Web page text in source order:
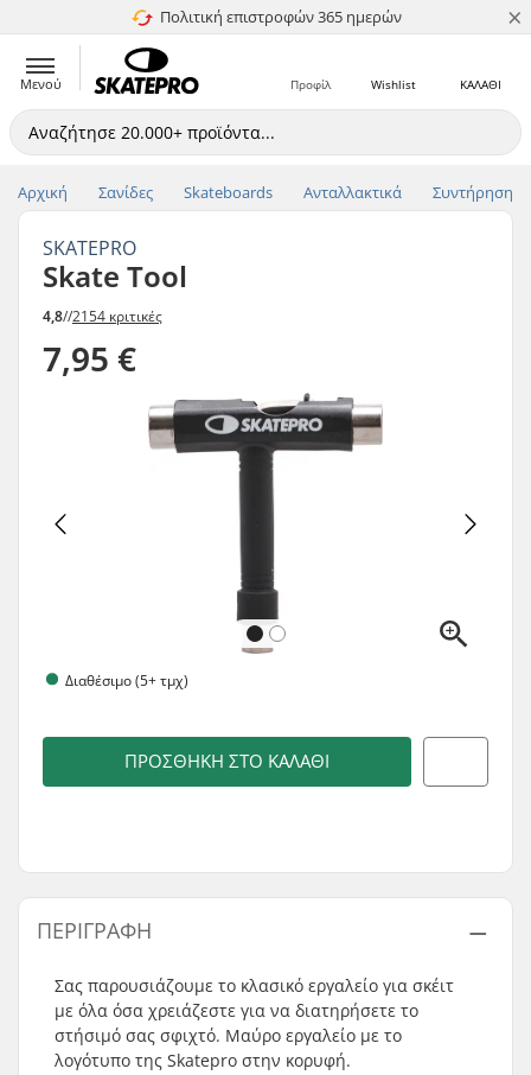
Πολιτική επιστροφών 365 ημερών
4.8 στα 5 ×
Μενού ΚΑΛΑΘΙ
Wishlist
Προφίλ
Αρχική Σανίδες Skateboards Ανταλλακτικά Συντήρηση
SKATEPRO
Skate Tool
4,8//2154 κριτικές
7,95 €
Διαθέσιμο (5+ τμχ)
ΠΡΟΣΘΉΚΗ ΣΤΟ ΚΑΛΆΘΙ
ΠΕΡΙΓΡΑΦΉ
Σας παρουσιάζουμε το κλασικό εργαλείο για σκέιτ
με όλα όσα χρειάζεστε για να διατηρήσετε το
στήσιμό σας σφιχτό. Μαύρο εργαλείο με το
λογότυπο της Skatepro στην κορυφή.